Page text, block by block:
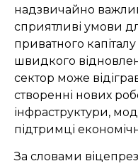
надзвичайно
сприятливі умови
приватного
швидкого
сектор може
створенні нових
інфраструктури,
підтримці
За словами